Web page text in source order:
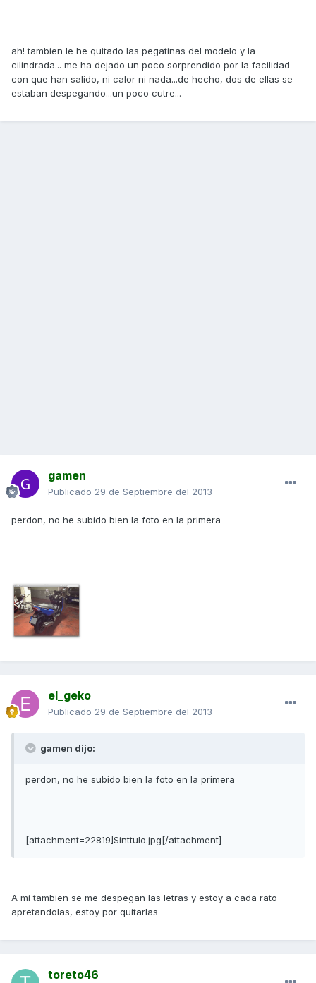
ah! tambien le he quitado las pegatinas del modelo y la
cilindrada... me ha dejado un poco sorprendido por la facilidad
con que han salido, ni calor ni nada...de hecho, dos de ellas se
estaban despegando...un poco cutre...
gamen
Publicado 29 de Septiembre del 2013
perdon, no he subido bien la foto en la primera
el_geko
Publicado 29 de Septiembre del 2013
gamen dijo:
perdon, no he subido bien la foto en la primera
[attachment=22819]Sinttulo.jpg[/attachment]
A mi tambien se me despegan las letras y estoy a cada rato
apretandolas, estoy por quitarlas
toreto46